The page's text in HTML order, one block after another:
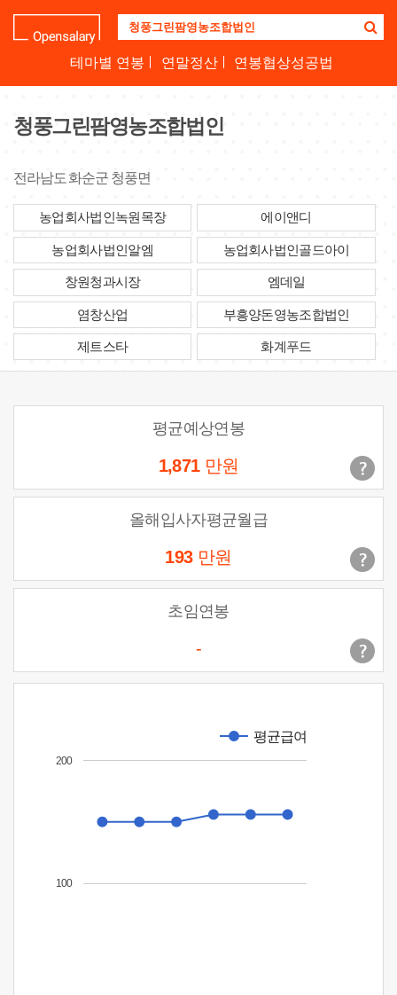
업
명
하
테마별 연봉 연말정산 연봉협상성공법
청풍그린팜영농조합법인
전라남도 화순군 청풍면
농업회사법인녹원목장 에이앤디
농업회사법인알엠 농업회사법인골드아이
창원청과시장 엠데일
염창산업 부흥양돈영농조합법인
제트스타 화계푸드
평균예상연봉
1,871 만원
올해입사자평균월급
193 만원
초임연봉
-
평균급여
100
200